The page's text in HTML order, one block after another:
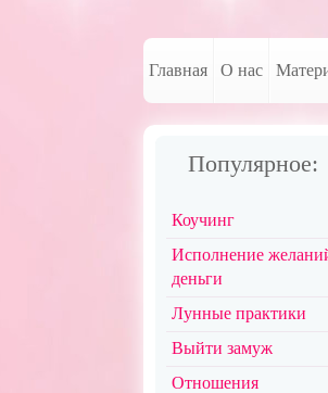
Главная О нас
Популярное:
Коучинг
Исполнение
деньги
Лунные практики
Выйти замуж
Отношения